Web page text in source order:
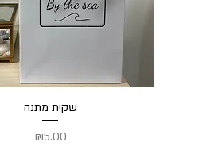
Quick View
שקית מתנה
Price
₪5.00